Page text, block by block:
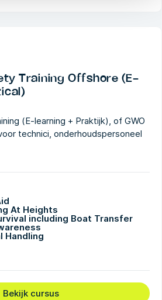
Training Offshore (E-
(E-learning + Praktijk), of GWO
technici, onderhoudspersoneel
At Heights
including Boat Transfer
Handling
Bekijk cursus